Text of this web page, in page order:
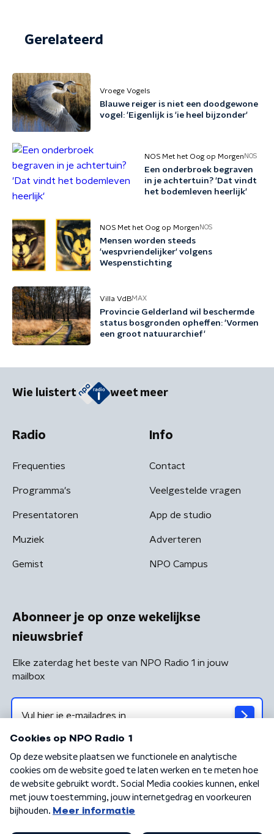
Gerelateerd
Vroege Vogels
Blauwe reiger is niet een doodgewone
vogel: 'Eigenlijk is 'ie heel bijzonder'
NOS Met het Oog op Morgen NOS
Een onderbroek begraven
in je achtertuin? 'Dat vindt
het bodemleven heerlijk'
NOS Met het Oog op Morgen NOS
Mensen worden steeds
'wespvriendelijker' volgens
Wespenstichting
Villa VdBMAX
Provincie Gelderland wil beschermde
status bosgronden opheffen: 'Vormen
een groot natuurarchief'
Wie luistert weet meer
Radio
Frequenties
Programma's
Presentatoren
Muziek
Gemist
Info
Contact
Veelgestelde vragen
App de studio
Adverteren
NPO Campus
Abonneer je op onze wekelijkse
nieuwsbrief
Elke zaterdag het beste van NPO Radio 1 in jouw
mailbox
Algemene voorwaarden